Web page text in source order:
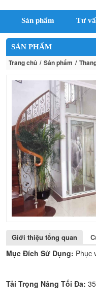
Sản phẩm Tư
SẢN PHẨM
Trang chủ Sản phẩm
Giới thiệu tổng quan
Mục Đích Sử Dụng: Phục
Tải Trọng Nâng Tối Đa: